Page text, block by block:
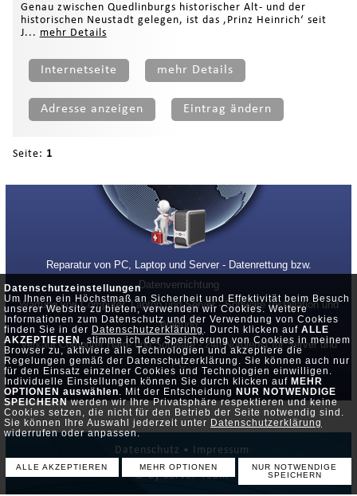
Datenschutzeinstellungen
Um Ihnen ein Höchstmaß an Sicherheit und Effektivität beim Besuch
unserer Website zu bieten, verwenden wir Cookies. Weitere
Informationen zum Datenschutz und der Verwendung von Cookies
finden Sie in der Datenschutzerklärung . Durch klicken auf ALLE
AKZEPTIEREN , stimme ich der Speicherung von Cookies in meinem
Browser zu, aktiviere alle Technologien und akzeptiere die
Regelungen gemäß der Datenschutzerklärung. Sie können auch nur
für den Einsatz einzelner Cookies und Technologien einwilligen.
Individuelle Einstellungen können Sie durch klicken auf MEHR
OPTIONEN auswählen. Mit der Entscheidung NUR NOTWENDIGE
SPEICHERNwerden wir Ihre Privatsphäre respektieren und keine
Cookies setzen, die nicht für den Betrieb der Seite notwendig sind.
Sie können Ihre Auswahl jederzeit unter Datenschutzerklärung
widerrufen oder anpassen.
ALLE AKZEPTIEREN MEHR OPTIONEN
NUR NOTWENDIGE
SPEICHERN
Genau zwischen Quedlinburgs historischer Alt- und der
historischen Neustadt gelegen, ist das ‚Prinz Heinrich‘ seit
J... mehr Details
Internetseite mehr Details
Adresse anzeigen Eintrag ändern
Seite: 1
Reparatur von PC, Laptop und Server - Datenrettung bzw.
Datenvernichtung
Wartung von Computer, Laptop und Server - Software Installation und
Wartung
Verkauf Computer Hard- und Software - 24h Notdienst für Server und
PC
Datenschutz • Impressum
© by Server-Team